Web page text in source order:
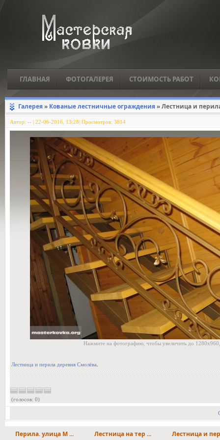
ГЛАВНАЯ ФОТОГАЛЕРЕЯ СТОИМОСТЬ РАБОТ
Галерея» Кованые лестничные ограждения» Лестница и
Автор: -- | 22-06-2016, 13:28| Просмотров: 3814
Нажмите на фотографию, чтобы увеличить до
Лестница и перила деревня Смолёва
(голосов: 0)
Перила. улица М ... Лестница на тер ... Лестница и